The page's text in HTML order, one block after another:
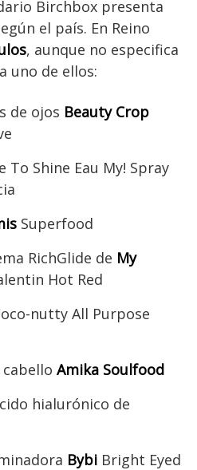
Birchbox presenta
el país. En Reino
, aunque no especifica
uno de ellos:
de ojos Beauty Crop
To Shine Eau My! Spray
Superfood
RichGlide de My
Hot Red
nutty All Purpose
Amika Soulfood
hialurónico de
Bybi Bright Eyed